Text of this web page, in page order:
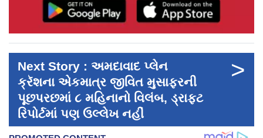
Next Story : અમદાવાદ પ્લેન
ક્રૅશના એકમાત્ર જીવિત મુસાફરની
પૂછપરછમાં ૮ મહિનાનો વિલંબ, ડ્રાફ્ટ
રિપોર્ટમાં પણ ઉલ્લેખ નહીં
>